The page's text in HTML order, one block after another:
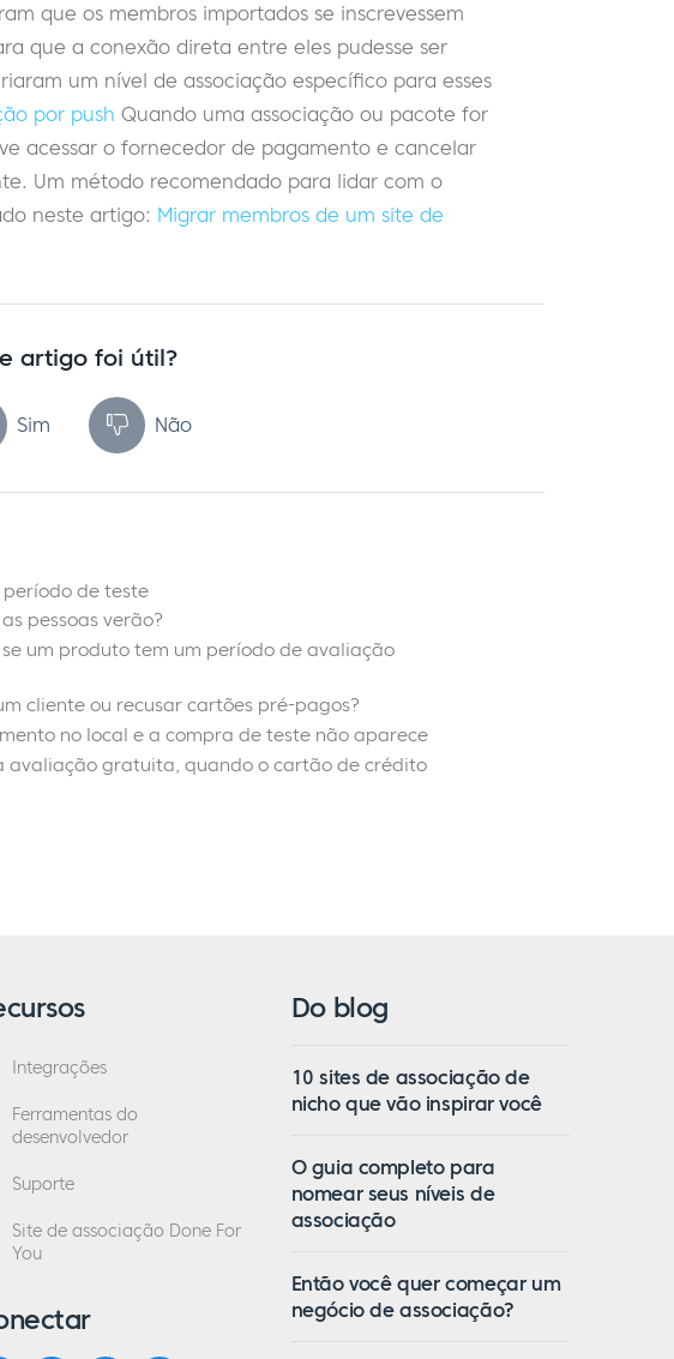
que os membros importados se inscrevessem
que a conexão direta entre eles pudesse ser
um nível de associação específico para esses
por push Quando uma associação ou pacote for
acessar o fornecedor de pagamento e cancelar
Um método recomendado para lidar com o
neste artigo: Migrar membros de um site de
artigo foi útil?
Sim Não
período de teste
pessoas verão?
um produto tem um período de avaliação
cliente ou recusar cartões pré-pagos?
no local e a compra de teste não aparece
avaliação gratuita, quando o cartão de crédito
Integrações
Ferramentas do
desenvolvedor
Suporte
Site de associação Done For
You
Do blog
10 sites de associação de
nicho que vão inspirar você
O guia completo para
nomear seus níveis de
associação
Então você quer começar um
negócio de associação?